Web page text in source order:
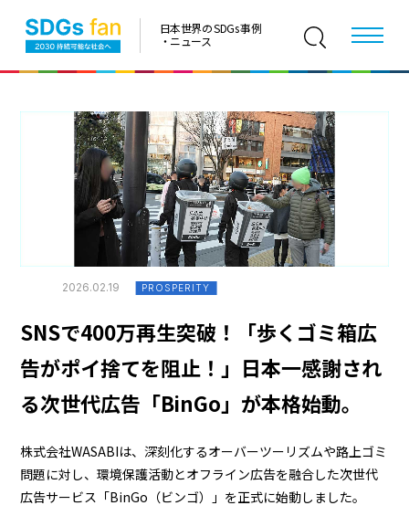
日本世界の SDGs 事例
・ニュース
2026.02.19 PROSPERITY
SNSで400万再生突破！「歩くゴミ箱広
告がポイ捨てを阻止！」日本一感謝され
る次世代広告「BinGo」が本格始動。
株式会社WASABIは、深刻化するオーバーツーリズムや路上ゴミ
問題に対し、環境保護活動とオフライン広告を融合した次世代
広告サービス「BinGo（ビンゴ）」を正式に始動しました。